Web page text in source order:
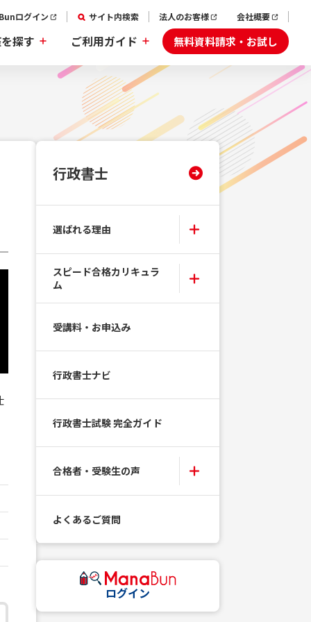
ログイン サイト内検索 法人のお客様 会社概要
探す ご利用ガイド 無料資料請求・お試し
行政書士
選ばれる理由
スピード合格カリキュラ
ム
受講料・お申込み
行政書士ナビ
行政書士試験 完全ガイド
合格者・受験生の声
よくあるご質問
ログイン